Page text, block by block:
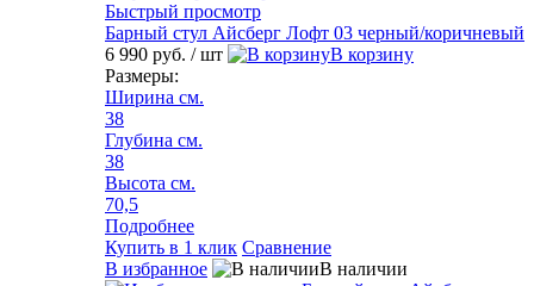
Быстрый просмотр
Барный стул Айсберг Лофт 03 черный/коричневый
6 990 руб. / шт
В корзину
Размеры:
Ширина см.
38
Глубина см.
38
Высота см.
70,5
Подробнее
Купить в 1 клик Сравнение
В избранное
В наличии